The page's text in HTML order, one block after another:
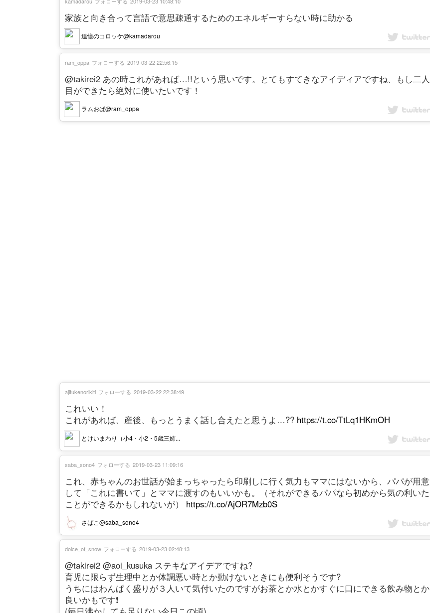
家族と向き合って言語で意思疎通するためのエネルギーすらない時に助かる
追憶のコロッケ@kamadarou
@takirei2 あの時これがあれば…!!という思いです。とてもすてきなアイディアですね、もし二人
目ができたら絶対に使いたいです！
ラムおぱ@ram_oppa
ram_oppa フォローする 2019-03-22 22:56:15
これいい！
これがあれば、産後、もっとうまく話し合えたと思うよ…?? https://t.co/TtLq1HKmOH
とけいまわり（小4・小2・5歳三姉...
ajitukenorikiti フォローする 2019-03-22 22:38:49
これ、赤ちゃんのお世話が始まっちゃったら印刷しに行く気力もママにはないから、パパが用意
して「これに書いて」とママに渡すのもいいかも。（それができるパパなら初めから気の利いた
ことができるかもしれないが） https://t.co/AjOR7Mzb0S
さばこ@saba_sono4
saba_sono4 フォローする 2019-03-23 11:09:16
@takirei2 @aoi_kusuka ステキなアイデアですね?
育児に限らず生理中とか体調悪い時とか動けないときにも便利そうです?
うちにはわんぱく盛りが３人いて気付いたのですがお茶とか水とかすぐに口にできる飲み物とか
良いかもです❗
dolce_of_snow フォローする 2019-03-23 02:48:13